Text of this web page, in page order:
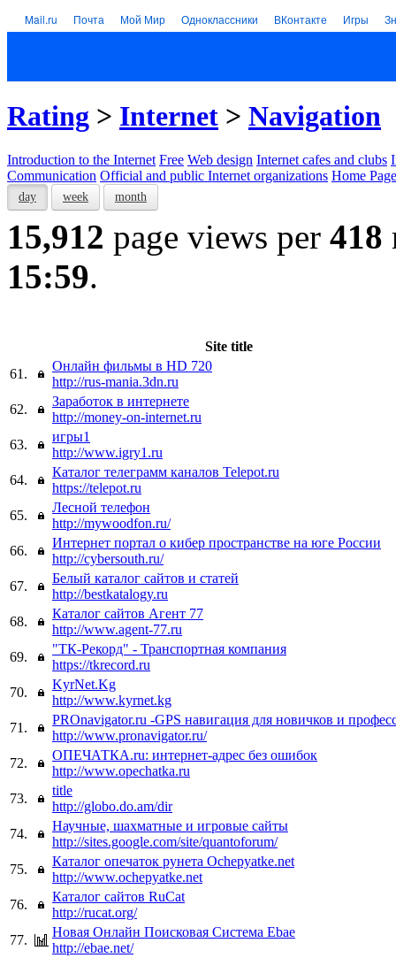
Mail.ru Почта Мой Мир Одноклассники ВКонтакте Игры
Rating > Internet > Navigation
Introduction to the Internet Free Web design Internet cafes and clubs
Communication Official and public Internet organizations Home
day week month
15,912 page views per 418
15:59.
Site title
61.
Онлайн фильмы в HD 720
http://rus-mania.3dn.ru
62.
Заработок в интернете
http://money-on-internet.ru
63.
игры1
http://www.igry1.ru
64.
Каталог телеграмм каналов Telepot.ru
https://telepot.ru
65.
Лесной телефон
http://mywoodfon.ru/
66.
Интернет портал о кибер пространстве на юге России
http://cybersouth.ru/
67.
Белый каталог сайтов и статей
http://bestkatalogy.ru
68.
Каталог сайтов Агент 77
http://www.agent-77.ru
69.
"ТК-Рекорд" - Транспортная компания
https://tkrecord.ru
70.
KyrNet.Kg
http://www.kyrnet.kg
71.
PROnavigator.ru -GPS навигация для новичков и
http://www.pronavigator.ru/
72.
ОПЕЧАТКА.ru: интернет-адрес без ошибок
http://www.opechatka.ru
73.
title
http://globo.do.am/dir
74.
Научные, шахматные и игровые сайты
http://sites.google.com/site/quantoforum/
75.
Каталог опечаток рунета Ochepyatke.net
http://www.ochepyatke.net
76.
Каталог сайтов RuCat
http://rucat.org/
77.
Новая Онлайн Поисковая Система Ebae
http://ebae.net/